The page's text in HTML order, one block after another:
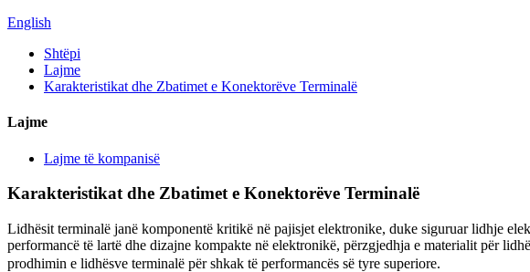
English
Shtëpi
Lajme
Karakteristikat dhe Zbatimet e Konektorëve Terminalë
Lajme
Lajme të kompanisë
Karakteristikat dhe Zbatimet e Konektorëve Terminalë
Lidhësit terminalë janë komponentë kritikë në pajisjet elektronike, duke siguruar lidhje
performancë të lartë dhe dizajne kompakte në elektronikë, përzgjedhja e materialit për
prodhimin e lidhësve terminalë për shkak të performancës së tyre superiore.